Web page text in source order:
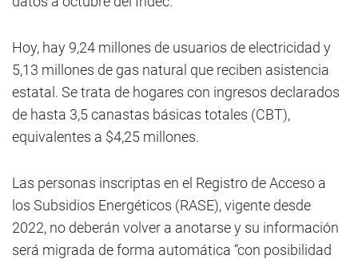
Hoy, hay 9,24 millones de usuarios de electricidad y
5,13 millones de gas natural que reciben asistencia
estatal. Se trata de hogares con ingresos declarados
de hasta 3,5 canastas básicas totales (CBT),
equivalentes a $4,25 millones.
Las personas inscriptas en el Registro de Acceso a
los Subsidios Energéticos (RASE), vigente desde
2022, no deberán volver a anotarse y su información
será migrada de forma automática “con posibilidad